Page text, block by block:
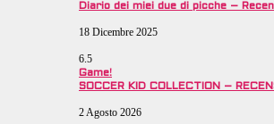
Diario dei miei due di picche –
18 Dicembre 2025
6.5
Game!
SOCCER KID COLLECTION –
2 Agosto 2026